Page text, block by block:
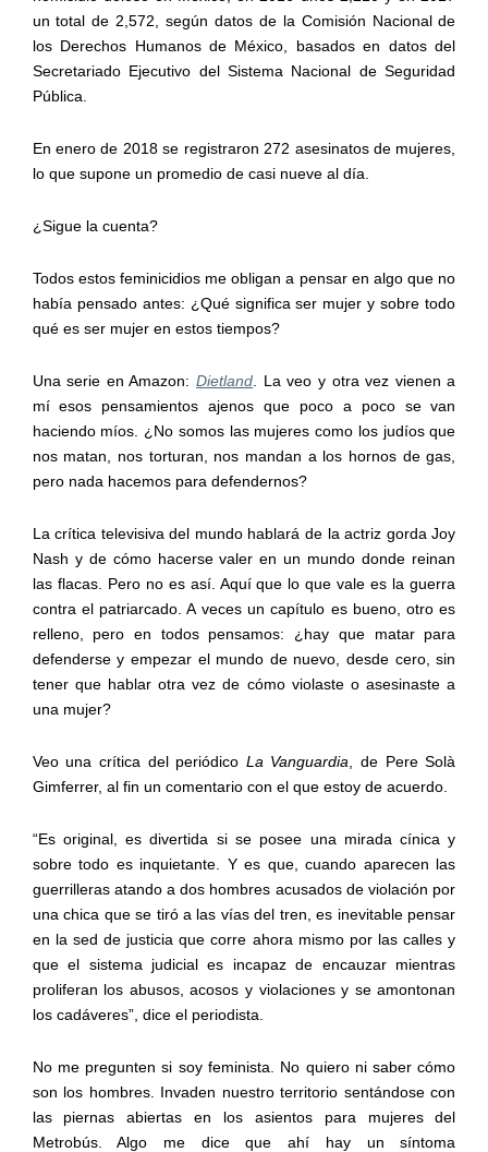
un total de 2,572, según datos de la Comisión Nacional de
los Derechos Humanos de México, basados en datos del
Secretariado Ejecutivo del Sistema Nacional de Seguridad
Pública.
En enero de 2018 se registraron 272 asesinatos de mujeres,
lo que supone un promedio de casi nueve al día.
¿Sigue la cuenta?
Todos estos feminicidios me obligan a pensar en algo que no
había pensado antes: ¿Qué significa ser mujer y sobre todo
qué es ser mujer en estos tiempos?
Una serie en Amazon:Dietland . La veo y otra vez vienen a
mí esos pensamientos ajenos que poco a poco se van
haciendo míos. ¿No somos las mujeres como los judíos que
nos matan, nos torturan, nos mandan a los hornos de gas,
pero nada hacemos para defendernos?
La crítica televisiva del mundo hablará de la actriz gorda Joy
Nash y de cómo hacerse valer en un mundo donde reinan
las flacas. Pero no es así. Aquí que lo que vale es la guerra
contra el patriarcado. A veces un capítulo es bueno, otro es
relleno, pero en todos pensamos: ¿hay que matar para
defenderse y empezar el mundo de nuevo, desde cero, sin
tener que hablar otra vez de cómo violaste o asesinaste a
una mujer?
Veo una crítica del periódico La Vanguardia , de Pere Solà
Gimferrer, al fin un comentario con el que estoy de acuerdo.
“Es original, es divertida si se posee una mirada cínica y
sobre todo es inquietante. Y es que, cuando aparecen las
guerrilleras atando a dos hombres acusados de violación por
una chica que se tiró a las vías del tren, es inevitable pensar
en la sed de justicia que corre ahora mismo por las calles y
que el sistema judicial es incapaz de encauzar mientras
proliferan los abusos, acosos y violaciones y se amontonan
los cadáveres”, dice el periodista.
No me pregunten si soy feminista. No quiero ni saber cómo
son los hombres. Invaden nuestro territorio sentándose con
las piernas abiertas en los asientos para mujeres del
Metrobús. Algo me dice que ahí hay un síntoma